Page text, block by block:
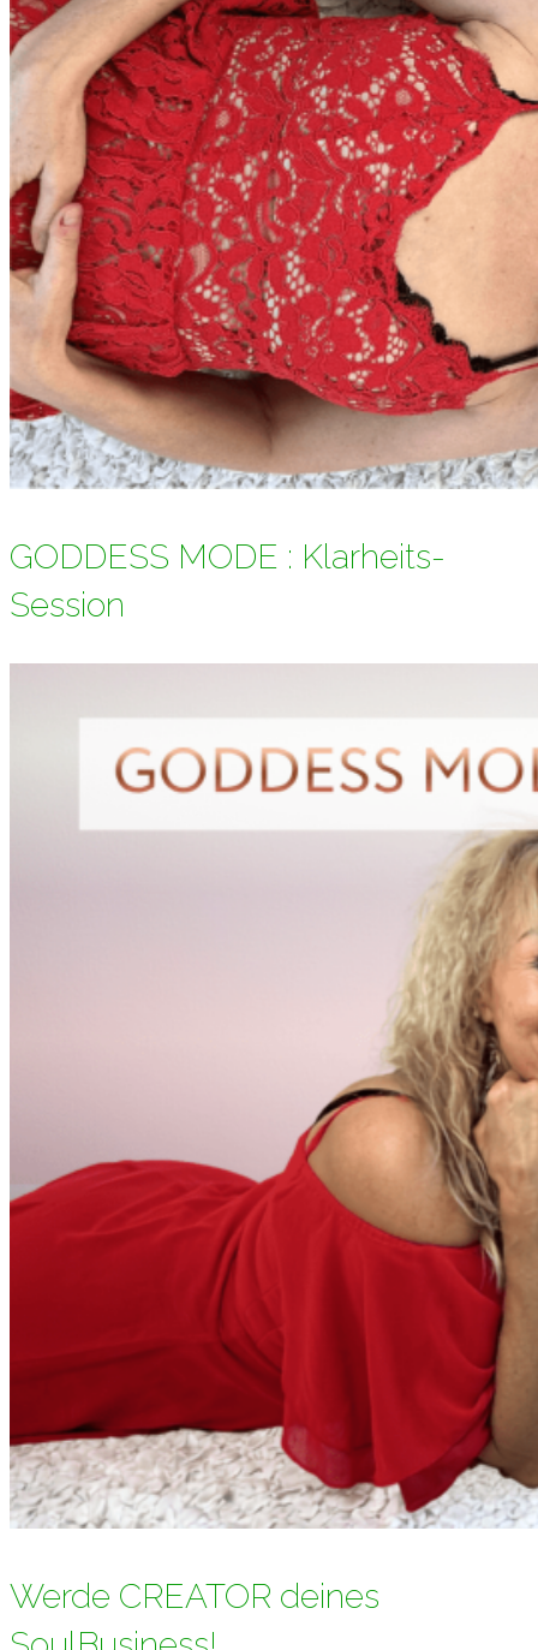
GODDESS MODE : Klarheits-
Session
Werde CREATOR deines